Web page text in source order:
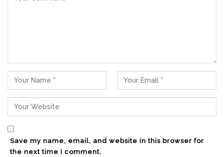
Save my name, email, and website in this browser for
the next time I comment.